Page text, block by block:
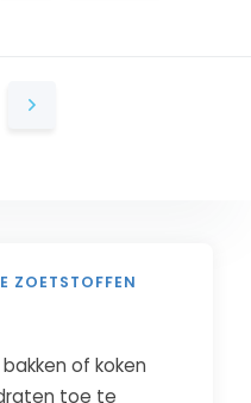
ZOETSTOFFEN
of koken
toe te